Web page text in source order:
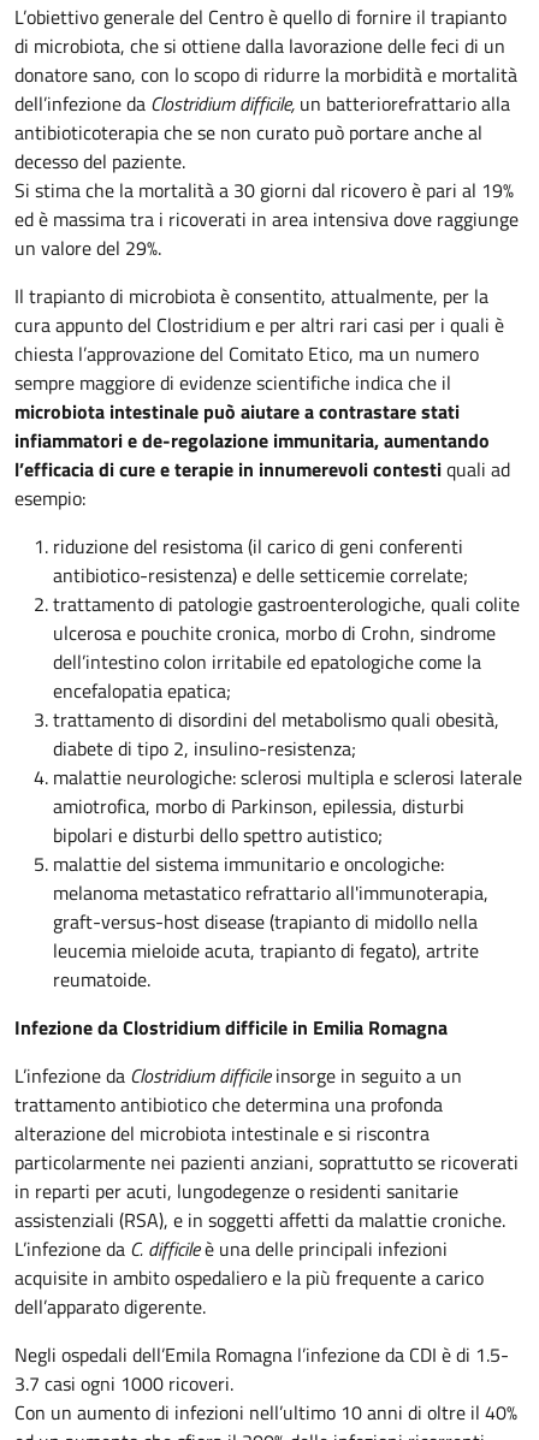
L’obiettivo generale del Centro è quello di fornire il trapianto
di microbiota, che si ottiene dalla lavorazione delle feci di un
donatore sano, con lo scopo di ridurre la morbidità e mortalità
dell’infezione da Clostridium difficile, un batteriorefrattario alla
antibioticoterapia che se non curato può portare anche al
decesso del paziente.
Si stima che la mortalità a 30 giorni dal ricovero è pari al 19%
ed è massima tra i ricoverati in area intensiva dove raggiunge
un valore del 29%.
Il trapianto di microbiota è consentito, attualmente, per la
cura appunto del Clostridium e per altri rari casi per i quali è
chiesta l’approvazione del Comitato Etico, ma un numero
sempre maggiore di evidenze scientifiche indica che il
microbiota intestinale può aiutare a contrastare stati
infiammatori e de-regolazione immunitaria, aumentando
l’efficacia di cure e terapie in innumerevoli contestiquali ad
esempio:
riduzione del resistoma (il carico di geni conferenti
antibiotico-resistenza) e delle setticemie correlate;
trattamento di patologie gastroenterologiche, quali colite
ulcerosa e pouchite cronica, morbo di Crohn, sindrome
dell’intestino colon irritabile ed epatologiche come la
encefalopatia epatica;
trattamento di disordini del metabolismo quali obesità,
diabete di tipo 2, insulino-resistenza;
malattie neurologiche: sclerosi multipla e sclerosi laterale
amiotrofica, morbo di Parkinson, epilessia, disturbi
bipolari e disturbi dello spettro autistico;
malattie del sistema immunitario e oncologiche:
melanoma metastatico refrattario all'immunoterapia,
graft-versus-host disease (trapianto di midollo nella
leucemia mieloide acuta, trapianto di fegato), artrite
reumatoide.
Infezione da Clostridium difficile in Emilia Romagna
L’infezione da Clostridium difficileinsorge in seguito a un
trattamento antibiotico che determina una profonda
alterazione del microbiota intestinale e si riscontra
particolarmente nei pazienti anziani, soprattutto se ricoverati
in reparti per acuti, lungodegenze o residenti sanitarie
assistenziali (RSA), e in soggetti affetti da malattie croniche.
L’infezione da C. difficileè una delle principali infezioni
acquisite in ambito ospedaliero e la più frequente a carico
dell’apparato digerente.
Negli ospedali dell’Emila Romagna l’infezione da CDI è di 1.5-
3.7 casi ogni 1000 ricoveri.
Con un aumento di infezioni nell’ultimo 10 anni di oltre il 40%